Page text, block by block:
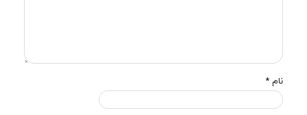
نام *